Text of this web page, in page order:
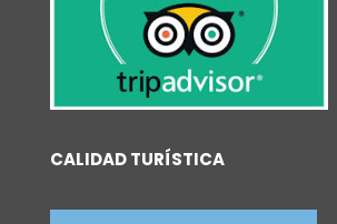
CALIDAD TURÍSTICA